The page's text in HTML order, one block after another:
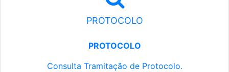
PROTOCOLO
PROTOCOLO
Consulta Tramitação de Protocolo.